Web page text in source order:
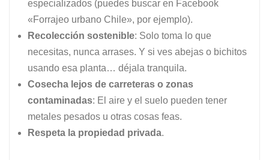
especializados (puedes buscar en Facebook
«Forrajeo urbano Chile», por ejemplo).
Recolección sostenible: Solo toma lo que
necesitas, nunca arrases. Y si ves abejas o bichitos
usando esa planta… déjala tranquila.
Cosecha lejos de carreteras o zonas
contaminadas: El aire y el suelo pueden tener
metales pesados u otras cosas feas.
Respeta la propiedad privada.